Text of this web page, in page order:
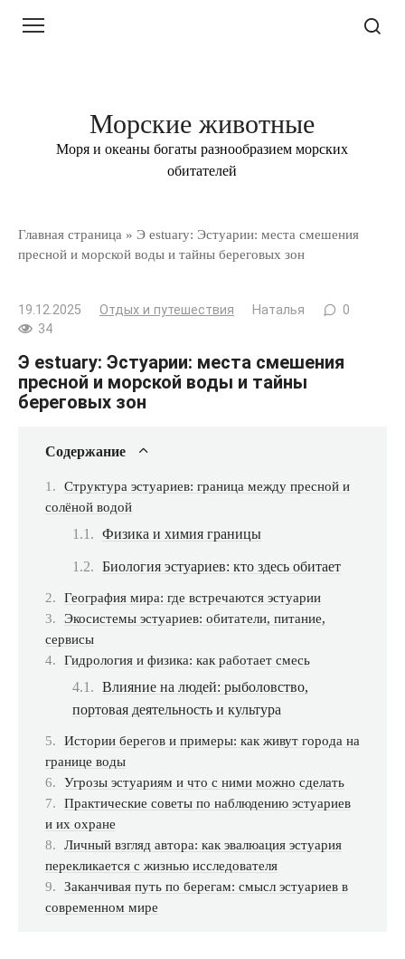
Морские животные
Моря и океаны богаты разнообразием морских
обитателей
Главная страница » Э estuary: Эстуарии: места смешения
пресной и морской воды и тайны береговых зон
19.12.2025 Отдых и путешествия Наталья
0
34
Э estuary: Эстуарии: места смешения
пресной и морской воды и тайны
береговых зон
Содержание
Структура эстуариев: граница между пресной и
солёной водой
Физика и химия границы
Биология эстуариев: кто здесь обитает
География мира: где встречаются эстуарии
Экосистемы эстуариев: обитатели, питание,
сервисы
Гидрология и физика: как работает смесь
Влияние на людей: рыболовство,
портовая деятельность и культура
Истории берегов и примеры: как живут города на
границе воды
Угрозы эстуариям и что с ними можно сделать
Практические советы по наблюдению эстуариев
и их охране
Личный взгляд автора: как эвалюация эстуария
перекликается с жизнью исследователя
Заканчивая путь по берегам: смысл эстуариев в
современном мире